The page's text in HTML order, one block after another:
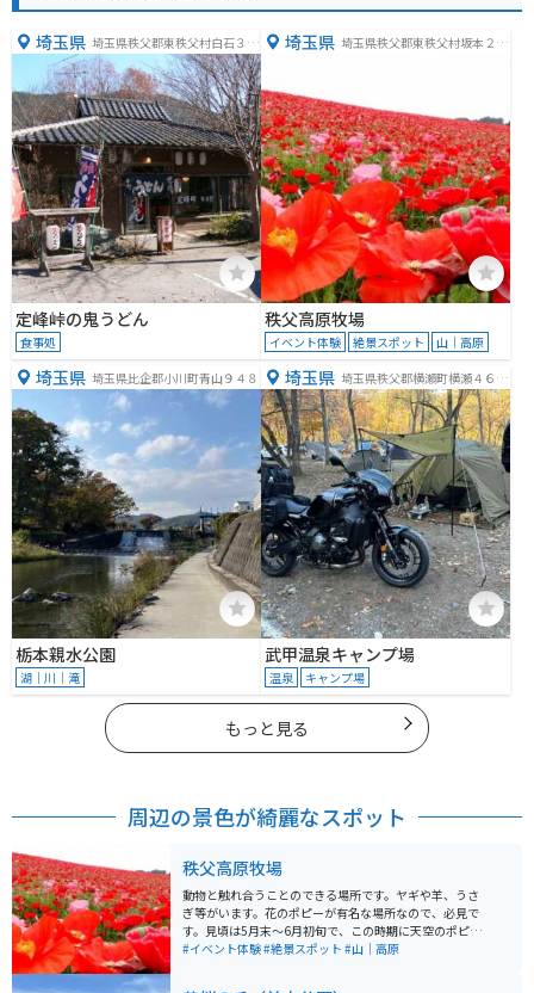
埼玉県 埼玉県秩父郡東秩父村白石３３
３
定峰峠の鬼うどん
食事処
埼玉県 埼玉県秩父郡東秩父村坂本２９
秩父高原牧場
イベント体験 絶景スポット 山｜高原
埼玉県 埼玉県比企郡小川町青山９４８
栃本親水公園
湖｜川｜滝
埼玉県 埼玉県秩父郡横瀬町横瀬４６２
８−３
武甲温泉キャンプ場
温泉 キャンプ場
もっと見る
周辺の景色が綺麗なスポット
秩父高原牧場
動物と触れ合うことのできる場所です。ヤギや羊、うさ
ぎ等がいます。花のポピーが有名な場所なので、必見で
す。見頃は5月末〜6月初旬で、この時期に天空のポピー
というお祭りも開催されます。
#イベント体験#絶景スポット #山｜高原